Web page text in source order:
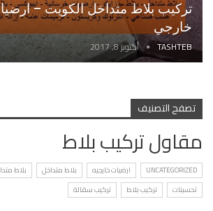
تركيب بلاط متداخل الكويت –
خارجي
TASHTEB
أكتوبر 8, 2017
تصفح التصنيف
مقاول تركيب بلاط
UNCATEGORIZED ارضيات خارجيه بلاط متداخل
بلاط
تحسينات
تركيب بلاط تركيب سقالة